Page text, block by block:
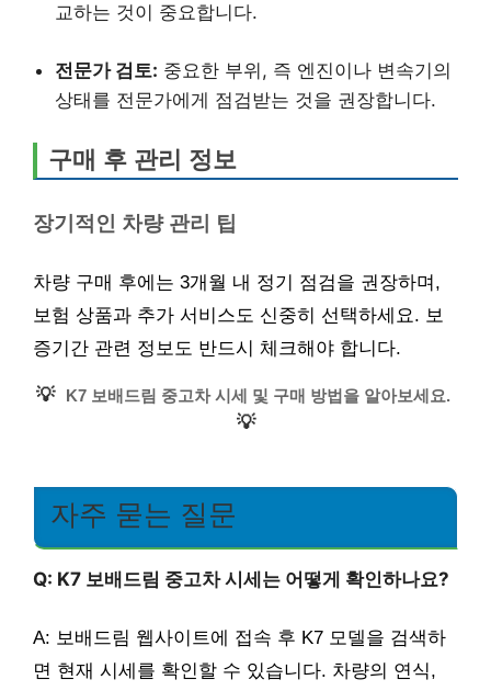
교하는 것이 중요합니다.
전문가 검토: 중요한 부위, 즉 엔진이나 변속기의
상태를 전문가에게 점검받는 것을 권장합니다.
구매 후 관리 정보
장기적인 차량 관리 팁
차량 구매 후에는 3개월 내 정기 점검을 권장하며,
보험 상품과 추가 서비스도 신중히 선택하세요. 보
증기간 관련 정보도 반드시 체크해야 합니다.
💡 K7 보배드림 중고차 시세 및 구매 방법을 알아보세요.
💡
자주 묻는 질문
Q: K7 보배드림 중고차 시세는 어떻게 확인하나요?
A: 보배드림 웹사이트에 접속 후 K7 모델을 검색하
면 현재 시세를 확인할 수 있습니다. 차량의 연식,